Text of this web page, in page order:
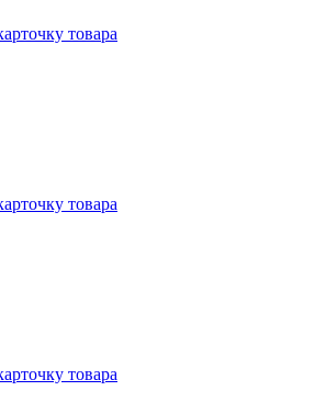
товара
товара
товара